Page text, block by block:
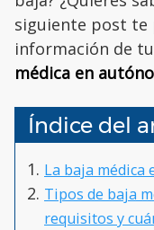
siguiente post te
información de
médica en
Índice del
La baja médica
Tipos de baja
requisitos y